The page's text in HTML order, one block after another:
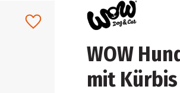
WOW
mit Kürbis